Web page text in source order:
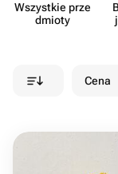
Wszystkie prze​
dmioty
Cena